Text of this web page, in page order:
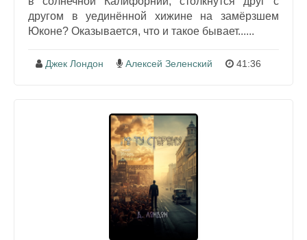
другом в уединённой хижине на замёрзшем
Юконе? Оказывается, что и такое бывает......
Джек Лондон Алексей Зеленский 41:36